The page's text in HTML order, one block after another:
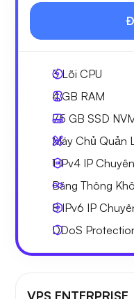
3Lõi CPU
4 GB RAM
75 GB SSD
Máy Chủ Quản
1 IPv4 IP
Băng Thông
8 IPv6 IP
DDoS
VPS ENTERPRISE